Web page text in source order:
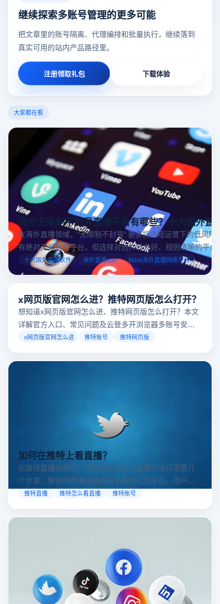
继续探索多账号管理的更多可能
把文章里的账号隔离、代理编排和批量执行，继续落到
真实可用的站内产品路径里。
注册领取礼包 下载体验
大家都在看
海外无限制不封号直播平台有哪些？十大国外直
在海外直播领域，“无限制不封号” 更多指合规运营下的低风
有绝对无规则的平台，但选择对创作者友好、规则清晰的平台
业工具规避风险，能显著降低封号概率。以下推荐十大国外
台，并结合云登多开浏览器的功能，详解如何安全高效运营。
十大国外直播软件 海外直播app tiktok海外直播网络专线
x网页版官网怎么进？推特网页版怎么打开？
想知道x网页版官网怎么进、推特网页版怎么打开？本文
详解官方入口、常见问题及云登多开浏览器多账号安全
访问方案，助你稳定登录高效运营。
x网页版官网怎么进 推特账号 推特网页版
如何在推特上看直播？
在推特直播很简单，浏览正在进行的直播内容只需要几
个步骤。推特的直播功能类似于其他社交平台，用户可
以通过关注自己喜欢的账号、浏览话题标签或查看实时
可以随时随地参与实时互动，无论是关注新闻事件、休
推特直播 推特怎么看直播 推特账号